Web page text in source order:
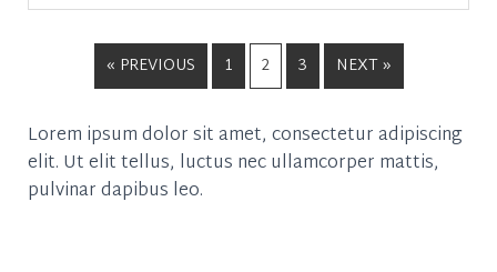
« PREVIOUS 1 2 3 NEXT »
Lorem ipsum dolor sit amet, consectetur adipiscing
elit. Ut elit tellus, luctus nec ullamcorper mattis,
pulvinar dapibus leo.